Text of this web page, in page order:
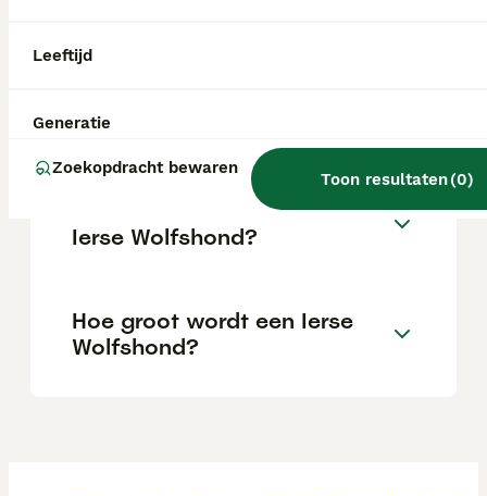
Leeftijd
Generatie
Zoekopdracht bewaren
Toon resultaten(0)
gevaarlijk?
Wat is het karakter van een
Ierse Wolfshond?
Hoe groot wordt een Ierse
Wolfshond?